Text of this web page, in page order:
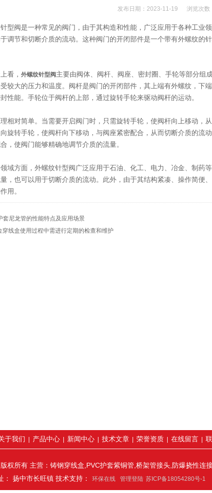
发布日期：2023-11-19 浏览次数
阀是一种常见的阀门，由于其构造和性能，广泛应用于各种工业
调节和切断介质的流动。这种阀门的开闭部件是一个带有外螺纹的
看， 外螺纹针型阀 主要由阀体、阀杆、阀座、密封圈、手轮等部分组
较大的压力和温度。阀杆是阀门的开闭部件，其上端有外螺纹，下
性能。手轮位于阀杆的上部，通过旋转手轮来驱动阀杆的运动。
对简单。当需要开启阀门时，只需旋转手轮，使阀杆向上移动，
旋转手轮，使阀杆向下移动，与阀座紧密配合，从而切断介质的流
，使阀门能够精确地调节介质的流量。
方面，外螺纹针型阀广泛应用于石油、化工、电力、冶金、制药
，也可以用于切断介质的流动。此外，由于其结构紧凑、操作简便
用。
套尼龙管的性能特点及应用场景
穿线盒使用过程中需进行定期的检查和维护
于我们 产品中心| 新闻中心| 技术文章| 荣誉资质| 在线留言
权所有 主营：铸钢穿线盒,PVC护套紫铜管,桥架管接头,防爆挠性连
： 扬中市长旺镇 技术支持： 环保在线 管理登陆 苏ICP备18054280号-1